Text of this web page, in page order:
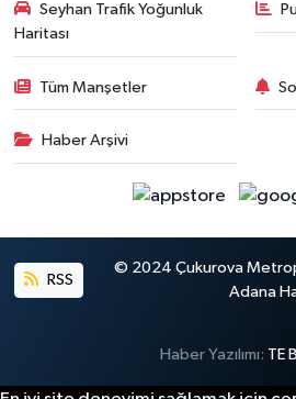
Seyhan Trafik Yoğunluk
Haritası
Tüm Manşetler
Haber Arşivi
RSS
© 2024 Çukurova
Adana
Haber Yazılımı: TE